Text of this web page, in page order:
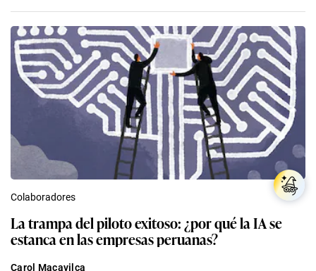
Colaboradores
La trampa del piloto exitoso: ¿por qué la IA se
estanca en las empresas peruanas?
Carol Macavilca